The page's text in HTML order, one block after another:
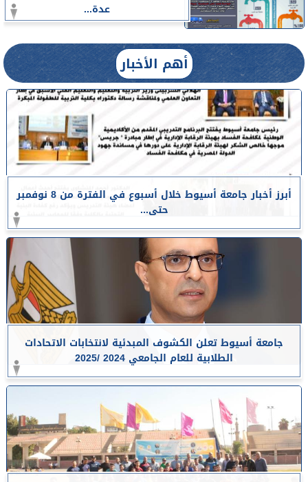
عدة...
أهم الأخبار
أبرز أخبار جامعة أسيوط خلال أسبوع في الفترة من 8 نوفمبر
حتى...
جامعة أسيوط تعلن الكشوف المبدئية لانتخابات الاتحادات
الطلابية للعام الجامعي 2024 /2025